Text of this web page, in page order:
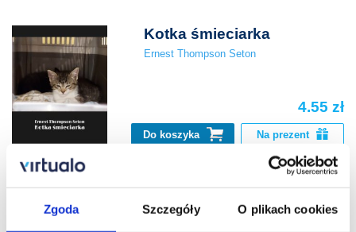
Zgoda Szczegóły O plikach cookies
Kotka śmieciarka
Ernest Thompson Seton
4.55 zł
Do koszyka Na prezent
Eight Books About
Animals